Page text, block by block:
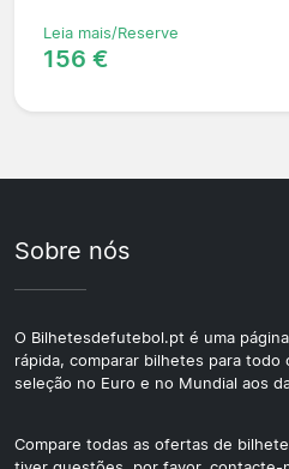
Leia mais/Reserve
156 €
Sobre nós
O Bilhetesdefutebol.pt é uma
rápida, comparar bilhetes para
seleção no Euro e no Mundial aos
Compare todas as ofertas de